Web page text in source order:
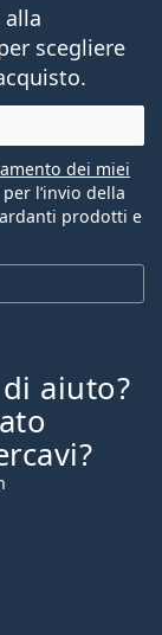
scegliere
dei miei
l’invio della
prodotti e
aiuto?